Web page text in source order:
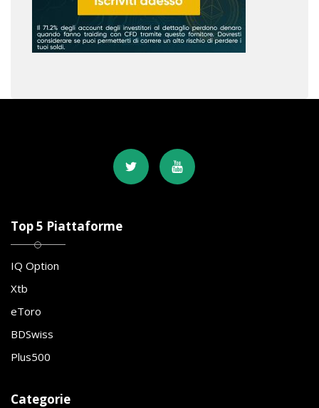
Top 5 Piattaforme
IQ Option
Xtb
eToro
BDSwiss
Plus500
Categorie